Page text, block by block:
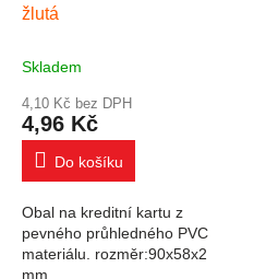
žlutá
Skladem
4,10 Kč bez DPH
4,96 Kč
Do košíku
Obal na kreditní kartu z
pevného průhledného PVC
materiálu. rozměr:90x58x2
mm